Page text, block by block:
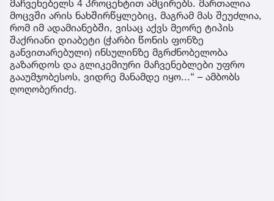
მაჩვენებელს 4 პროცენტით ამცირებს. მართალია
მოცვში არის ნახშირწყლებიც, მაგრამ მას შეუძლია,
რომ იმ ადამიანებში, ვისაც აქვს მეორე ტიპის
შაქრიანი დიაბეტი (ჭარბი წონის ფონზე
განვითარებული) ინსულინზე მგრძნობელობა
გაზარდოს და გლიკემიური მაჩვენებლები უფრო
გააუმჯობესოს, ვიდრე მანამდე იყო...“ – ამბობს
ღოღობერიძე.